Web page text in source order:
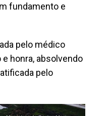
fundamento e
pelo médico
honra, absolvendo
pelo